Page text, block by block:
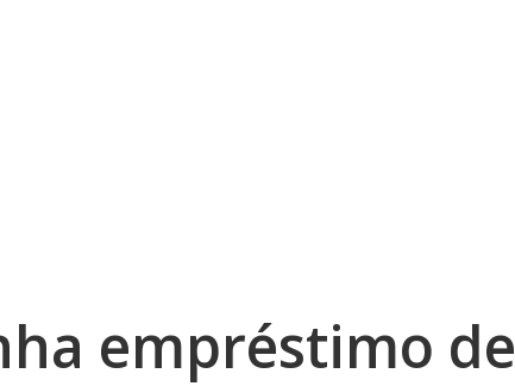
empréstimo de